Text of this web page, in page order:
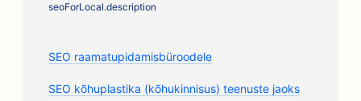
seoForLocal.description
SEO raamatupidamisbüroodele
SEO kõhuplastika (kõhukinnisus) teenuste jaoks